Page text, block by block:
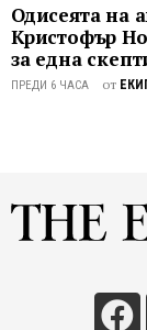
Одисеята на
Кристофър
за една
ПРЕДИ 6 ЧАСА от